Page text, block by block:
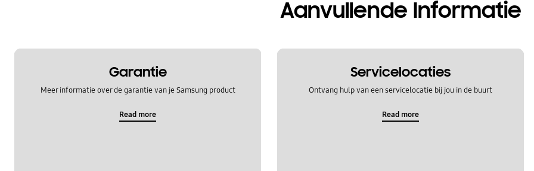
Aanvullende Informatie
Garantie
Meer informatie over de garantie van je Samsung product
Read more
Servicelocaties
Ontvang hulp van een servicelocatie bij jou in de buurt
Read more